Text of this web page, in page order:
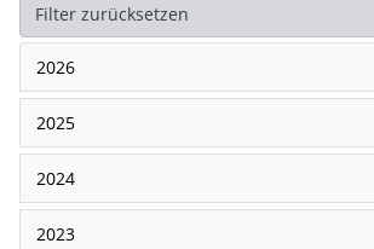
Filter zurücksetzen
2026
2025
2024
2023